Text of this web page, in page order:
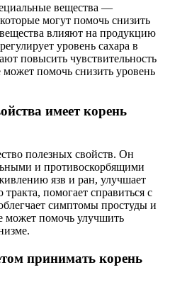
вещества —
могут помочь снизить
влияют на продукцию
уровень сахара в
повысить чувствительность
помочь снизить уровень
имеет корень
полезных свойств. Он
и противоскорбящими
язв и ран, улучшает
помогает справиться с
симптомы простуды и
может помочь улучшить
принимать корень